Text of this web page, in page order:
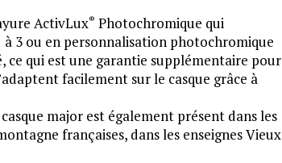
ActivLux® Photochromique qui
3 ou en personnalisation photochromique
ce qui est une garantie supplémentaire pour
facilement sur le casque grâce à
major est également présent dans les
françaises, dans les enseignes Vieux